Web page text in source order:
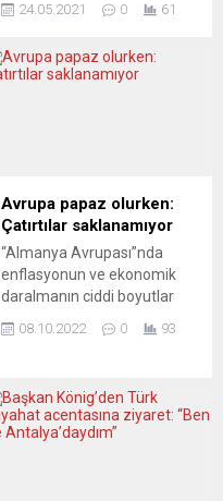
Genel Direktörü Tedros
koronavirüs (Covid-19) ile
mücadelede dünyada en az
olan Dünya Sağlık
Asamblesinin (DSA)
74’üncüsü İsviçre’nin
Cenevre kentinde video
konferans yöntemiyle
başladı.Genel Direktör
Ghebreyesus, burada yaptığı
24.05.2021 0 61
Avrupa papaz olurken:
Çatırtılar saklanamıyor
“Almanya Avrupası”nda
enflasyonun ve ekonomik
daralmanın ciddi boyutlar
ordusunun ilereme
gazetesi “Rus cephesi
çöküyor” diye manşet atıyor
08.10.2022 0 93